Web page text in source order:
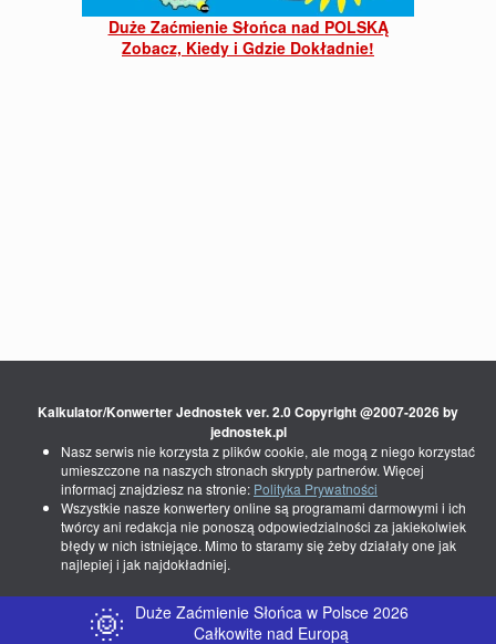
Duże Zaćmienie Słońca nad POLSKĄ
Zobacz, Kiedy i Gdzie Dokładnie!
Kalkulator/Konwerter Jednostek ver. 2.0 Copyright @2007-2026 by
jednostek.pl
Nasz serwis nie korzysta z plików cookie, ale mogą z niego korzystać
umieszczone na naszych stronach skrypty partnerów. Więcej
informacj znajdziesz na stronie: Polityka Prywatności
Wszystkie nasze konwertery online są programami darmowymi i ich
twórcy ani redakcja nie ponoszą odpowiedzialności za jakiekolwiek
błędy w nich istniejące. Mimo to staramy się żeby działały one jak
najlepiej i jak najdokładniej.
🌞 Duże Zaćmienie Słońca w Polsce 2026
Całkowite nad Europą